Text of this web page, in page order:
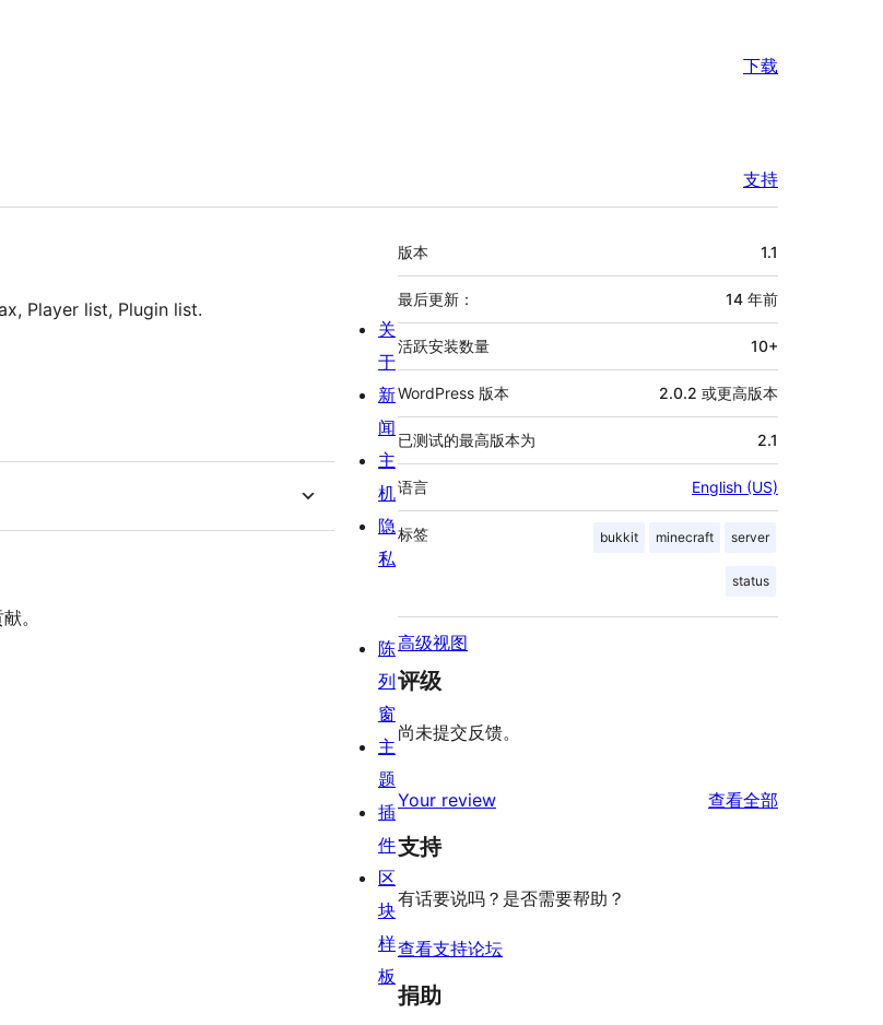
下载
支持
Player list, Plugin list.
。
额
外
信
息
版本 1.1
最后更新： 14 年前
活跃安装数量 10+
WordPress 版本 2.0.2 或更高版本
已测试的最高版本为 2.1
语言 English (US)
标签 bukkit minecraft server
status
高级视图
评级
尚未提交反馈。
Your review 查看全部
支持
有话要说吗？是否需要帮助？
查看支持论坛
捐助
关
于
新
闻
主
机
隐
私
陈
列
窗
主
题
插
件
区
块
样
板